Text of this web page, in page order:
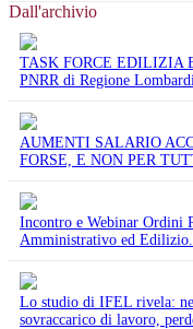
Dall'archivio
TASK FORCE EDILIZIA
PNRR di Regione
AUMENTI SALARIO
FORSE, E NON PER
Incontro e Webinar Ordini
Amministrativo ed
Lo studio di IFEL rivela:
sovraccarico di lavoro,